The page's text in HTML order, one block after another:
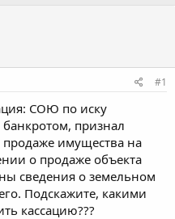
#1
СОЮ по иску
признал
имущества на
о продаже объекта
сведения о земельном
Подскажите, какими
кассацию???